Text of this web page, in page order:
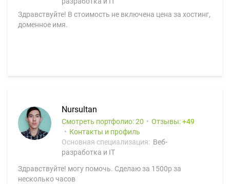
Здравствуйте! В стоимость не включена цена за хостинг,
доменное имя.
Nursultan
Смотреть портфолио: 20 Отзывы:
49
Контакты и профиль
Основная специализация: Веб-
разработка и IT
Здравствуйте! могу помочь. Сделаю за 1500р за
несколько часов